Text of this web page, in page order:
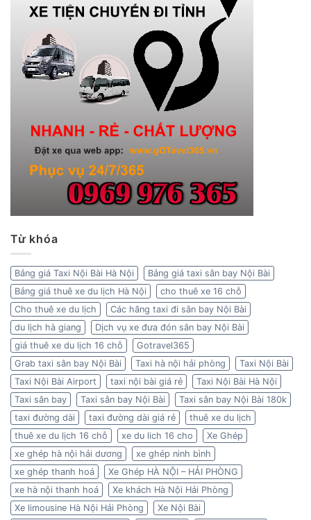
Từ khóa
Bảng giá Taxi Nội Bài Hà Nội
Bảng giá taxi sân bay Nội Bài
Bảng giá thuê xe du lịch Hà Nội
cho thuê xe 16 chỗ
Cho thuê xe du lịch
Các hãng taxi đi sân bay Nội Bài
du lịch hà giang
Dịch vụ xe đưa đón sân bay Nội Bài
giá thuê xe du lịch 16 chỗ
Gotravel365
Grab taxi sân bay Nội Bài
Taxi hà nội hải phòng
Taxi Nội Bài
Taxi Nội Bài Airport
taxi nội bài giá rẻ
Taxi Nội Bài Hà Nội
Taxi sân bay
Taxi sân bay Nội Bài
Taxi sân bay Nội Bài 180k
taxi đường dài
taxi đường dài giá rẻ
thuê xe du lịch
thuê xe du lịch 16 chỗ
xe du lich 16 cho
Xe Ghép
xe ghép hà nội hải dương
xe ghép ninh bình
xe ghép thanh hoá
Xe Ghép HÀ NỘI – HẢI PHÒNG
xe hà nội thanh hoá
Xe khách Hà Nội Hải Phòng
Xe limousine Hà Nội Hải Phòng
Xe Nội Bài